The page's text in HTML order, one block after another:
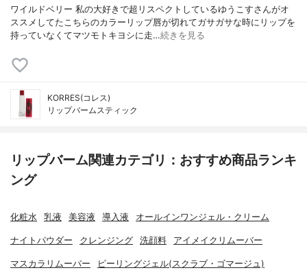
ワイルドベリー 私の大好きで超リスペクトしているゆうこすさんがオ
ススメしてたこちらのカラーリップ唇が切れてガサガサな時にリップを
持っていなくてマツモトキヨシに走…続きを見る
KORRES(コレス)
リップバームスティック
リップバーム関連カテゴリ：おすすめ商品ランキ
ング
化粧水 乳液 美容液 導入液 オールインワンジェル・クリーム
ナイトパウダー クレンジング 洗顔料 アイメイクリムーバー
マスカラリムーバー ピーリングジェル(スクラブ・ゴマージュ)